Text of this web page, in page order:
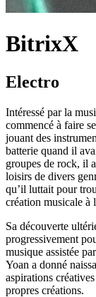
BitrixX
Electro
Intéressé par la
commencé à faire
jouant des
batterie quand il
groupes de rock, il
loisirs de divers
qu’il luttait pour
création musicale à
Sa découverte
progressivement
musique assistée
Yoan a donné
aspirations
propres créations.